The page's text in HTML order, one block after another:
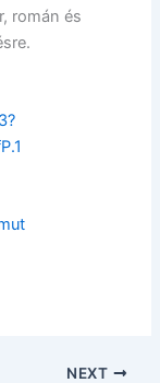
román és
NEXT